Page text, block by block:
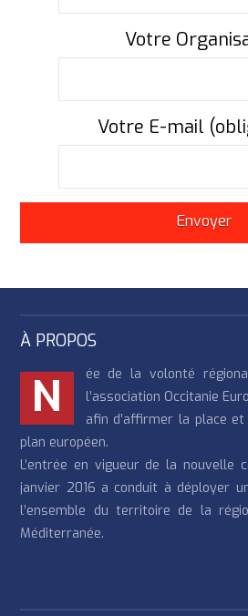
Votre
Votre E-mail
À PROPOS
N
ée de la volonté
l’association Occitanie
afin d’affirmer la place
plan européen.
L’entrée en vigueur de la nouvelle
janvier 2016 a conduit à déployer
l’ensemble du territoire de la
Méditerranée.